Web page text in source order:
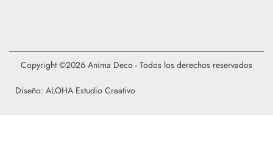
Diseño: ALOHA Estudio Creativo
Copyright ©2026 Anima Deco - Todos los derechos reservados